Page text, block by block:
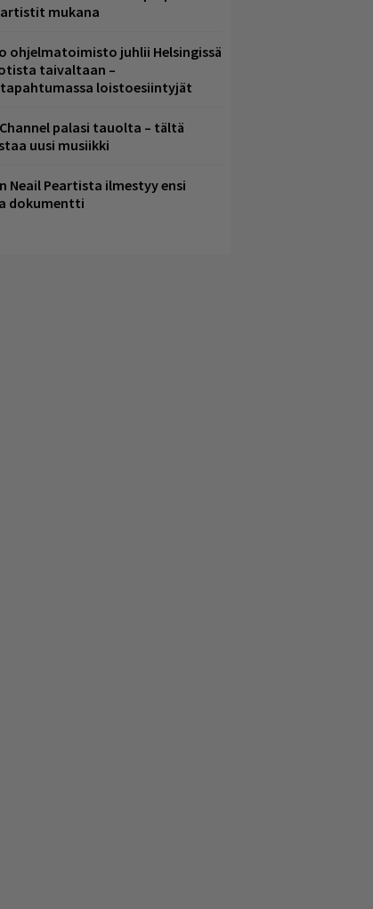
artistit mukana
ohjelmatoimisto juhlii Helsingissä
taivaltaan –
loistoesiintyjät
palasi tauolta – tältä
uusi musiikki
Neail Peartista ilmestyy ensi
dokumentti